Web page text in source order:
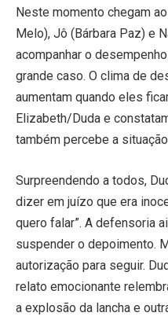
Neste momento chegam
Melo), Jô (Bárbara Paz) e
acompanhar o
grande caso. O clima de
aumentam quando eles
Elizabeth/Duda e
também percebe a
Surpreendendo a todos,
dizer em juízo que era
quero falar”. A defensoria
suspender o depoimento.
autorização para seguir.
relato emocionante
a explosão da lancha e